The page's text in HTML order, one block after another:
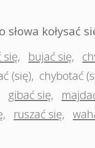
słowa kołysać
się, bujać się,
(się), chybotać
gibać się,
, ruszać się,